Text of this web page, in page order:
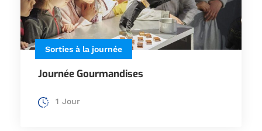
Sorties à la journée
Journée Gourmandises
1 Jour